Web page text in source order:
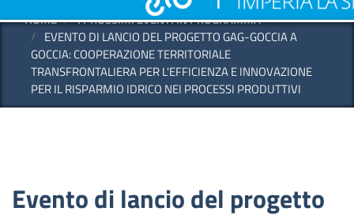
HOME
I PROSSIMI EVENTI IN PROGRAMMA
EVENTO DI LANCIO DEL PROGETTO GAG-GOCCIA A
GOCCIA: COOPERAZIONE TERRITORIALE
TRANSFRONTALIERA PER L'EFFICIENZA E INNOVAZIONE
PER IL RISPARMIO IDRICO NEI PROCESSI PRODUTTIVI
Evento di lancio del progetto